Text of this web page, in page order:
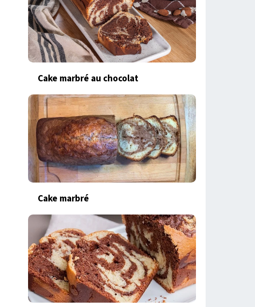
Cake marbré au chocolat
Cake marbré